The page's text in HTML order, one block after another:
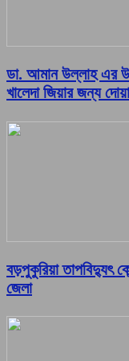
ডা. আমান উল্লাহ এর
খালেদা জিয়ার জন্য দোয়া
বড়পুকুরিয়া তাপবিদ্যুৎ
জেলা